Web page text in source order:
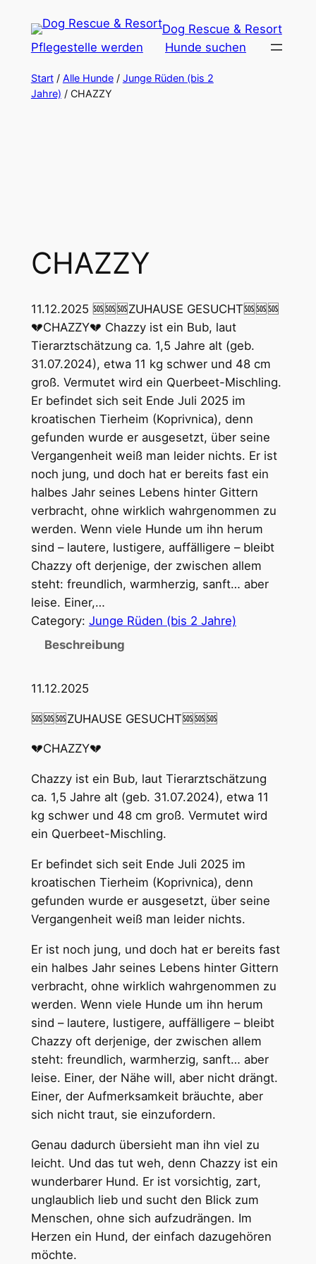
Inhalt
springen
Dog Rescue & Resort
Pflegestelle werden
Hunde suchen
Start/ Alle Hunde/ Junge Rüden (bis 2
Jahre) / CHAZZY
CHAZZY
11.12.2025 🆘🆘🆘ZUHAUSE GESUCHT🆘🆘🆘
💔CHAZZY💔 Chazzy ist ein Bub, laut
Tierarztschätzung ca. 1,5 Jahre alt (geb.
31.07.2024), etwa 11 kg schwer und 48 cm
groß. Vermutet wird ein Querbeet-Mischling.
Er befindet sich seit Ende Juli 2025 im
kroatischen Tierheim (Koprivnica), denn
gefunden wurde er ausgesetzt, über seine
Vergangenheit weiß man leider nichts. Er ist
noch jung, und doch hat er bereits fast ein
halbes Jahr seines Lebens hinter Gittern
verbracht, ohne wirklich wahrgenommen zu
werden. Wenn viele Hunde um ihn herum
sind – lautere, lustigere, auffälligere – bleibt
Chazzy oft derjenige, der zwischen allem
steht: freundlich, warmherzig, sanft… aber
leise. Einer,…
Category: Junge Rüden (bis 2 Jahre)
Beschreibung
11.12.2025
🆘🆘🆘ZUHAUSE GESUCHT🆘🆘🆘
💔CHAZZY💔
Chazzy ist ein Bub, laut Tierarztschätzung
ca. 1,5 Jahre alt (geb. 31.07.2024), etwa 11
kg schwer und 48 cm groß. Vermutet wird
ein Querbeet-Mischling.
Er befindet sich seit Ende Juli 2025 im
kroatischen Tierheim (Koprivnica), denn
gefunden wurde er ausgesetzt, über seine
Vergangenheit weiß man leider nichts.
Er ist noch jung, und doch hat er bereits fast
ein halbes Jahr seines Lebens hinter Gittern
verbracht, ohne wirklich wahrgenommen zu
werden. Wenn viele Hunde um ihn herum
sind – lautere, lustigere, auffälligere – bleibt
Chazzy oft derjenige, der zwischen allem
steht: freundlich, warmherzig, sanft… aber
leise. Einer, der Nähe will, aber nicht drängt.
Einer, der Aufmerksamkeit bräuchte, aber
sich nicht traut, sie einzufordern.
Genau dadurch übersieht man ihn viel zu
leicht. Und das tut weh, denn Chazzy ist ein
wunderbarer Hund. Er ist vorsichtig, zart,
unglaublich lieb und sucht den Blick zum
Menschen, ohne sich aufzudrängen. Im
Herzen ein Hund, der einfach dazugehören
möchte.